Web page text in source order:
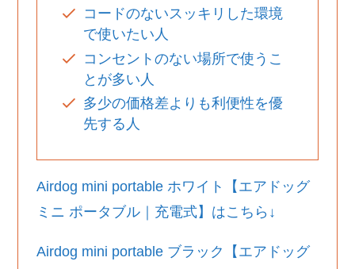
コードのないスッキリした環境
で使いたい人
コンセントのない場所で使うこ
とが多い人
多少の価格差よりも利便性を優
先する人
Airdog mini portable ホワイト【エアドッグ
ミニ ポータブル｜充電式】はこちら↓
Airdog mini portable ブラック【エアドッグ